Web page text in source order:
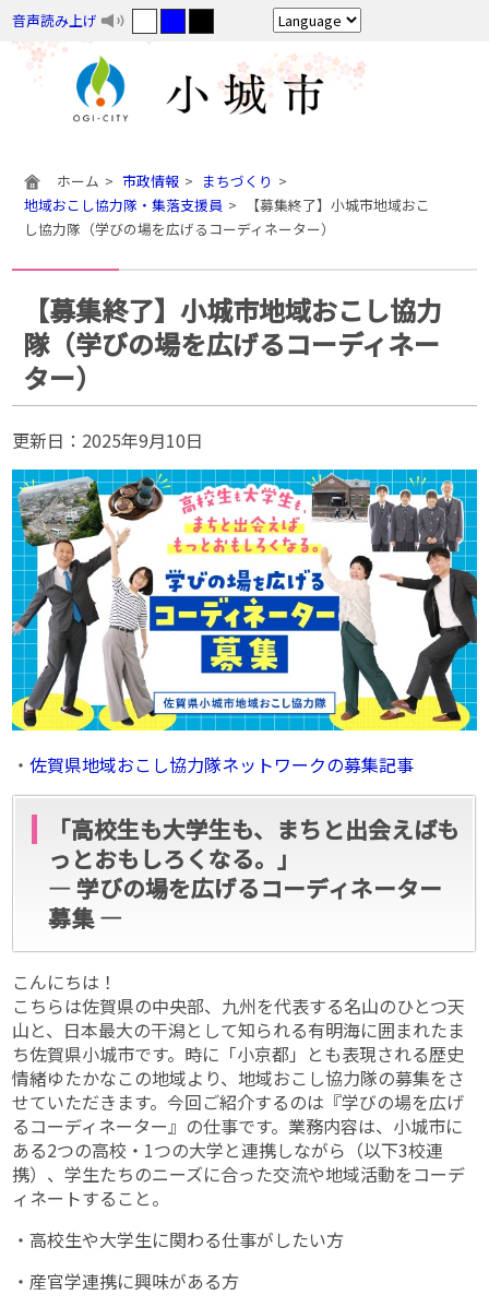
音声読み上げ
ホーム 市政情報
まちづくり
地域おこし協力隊・集落支援員
【募集終了】小城市地域おこ
し協力隊（学びの場を広げるコーディネーター）
【募集終了】小城市地域おこし協力
隊（学びの場を広げるコーディネー
ター）
更新日： 2025年9月10日
・佐賀県地域おこし協力隊ネットワークの募集記事
「高校生も大学生も、まちと出会えばも
っとおもしろくなる。」
― 学びの場を広げるコーディネーター
募集 ―
こんにちは！
こちらは佐賀県の中央部、九州を代表する名山のひとつ天
山と、日本最大の干潟として知られる有明海に囲まれたま
ち佐賀県小城市です。時に「小京都」とも表現される歴史
情緒ゆたかなこの地域より、地域おこし協力隊の募集をさ
せていただきます。今回ご紹介するのは『学びの場を広げ
るコーディネーター』の仕事です。業務内容は、小城市に
ある2つの高校・1つの大学と連携しながら（以下3校連
携）、学生たちのニーズに合った交流や地域活動をコーデ
ィネートすること。
・高校生や大学生に関わる仕事がしたい方
・産官学連携に興味がある方